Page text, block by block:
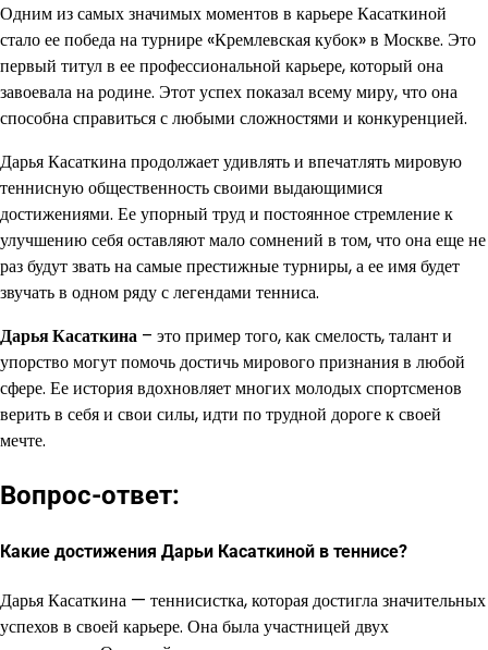
Одним из самых значимых моментов в карьере Касаткиной
стало ее победа на турнире «Кремлевская кубок» в Москве. Это
первый титул в ее профессиональной карьере, который она
завоевала на родине. Этот успех показал всему миру, что она
способна справиться с любыми сложностями и конкуренцией.
Дарья Касаткина продолжает удивлять и впечатлять мировую
теннисную общественность своими выдающимися
достижениями. Ее упорный труд и постоянное стремление к
улучшению себя оставляют мало сомнений в том, что она еще не
раз будут звать на самые престижные турниры, а ее имя будет
звучать в одном ряду с легендами тенниса.
Дарья Касаткина – это пример того, как смелость, талант и
упорство могут помочь достичь мирового признания в любой
сфере. Ее история вдохновляет многих молодых спортсменов
верить в себя и свои силы, идти по трудной дороге к своей
мечте.
Вопрос-ответ:
Какие достижения Дарьи Касаткиной в теннисе?
Дарья Касаткина — теннисистка, которая достигла значительных
успехов в своей карьере. Она была участницей двух